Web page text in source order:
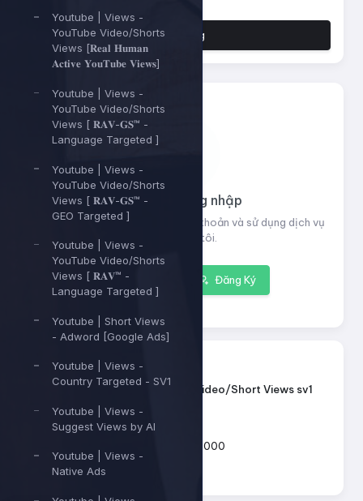
Youtube | Views -
YouTube Video/Shorts
Views [𝐑𝐞𝐚𝐥 𝐇𝐮𝐦𝐚𝐧
𝐀𝐜𝐭𝐢𝐯𝐞 𝐘𝐨𝐮𝐓𝐮𝐛𝐞 𝐕𝐢𝐞𝐰𝐬]
Youtube | Views -
YouTube Video/Shorts
Views [ 𝐑𝐀𝐕-𝐆𝐒™ -
Language Targeted ]
Youtube | Views -
YouTube Video/Shorts
Views [ 𝐑𝐀𝐕-𝐆𝐒™ -
GEO Targeted ]
Youtube | Views -
YouTube Video/Shorts
Views [ 𝐑𝐀𝐕™ -
Language Targeted ]
Youtube | Short Views
- Adword [Google Ads]
Youtube | Views -
Country Targeted - SV1
Youtube | Views -
Suggest Views by AI
Youtube | Views -
Native Ads
Đặt hàng
Vui lòng đăng nhập
Đăng nhập để xem thông tin tài khoản và sử dụng dịch vụ
của chúng tôi.
Đăng nhập Đăng Ký
ID dịch vụ:
Youtube - Video/Short Views sv1
Loại dịch vụ:
500 - 1.000.000
Giá mỗi 1: